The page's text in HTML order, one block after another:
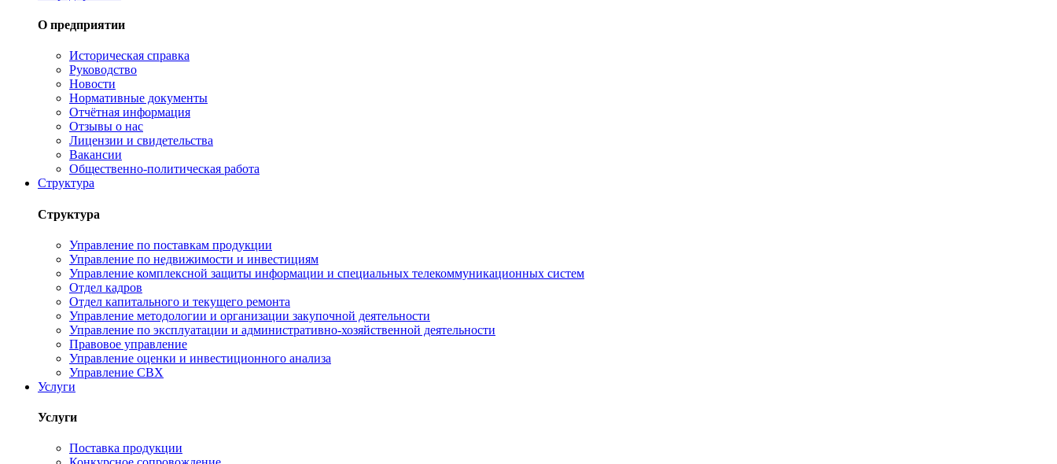
О предприятии
Историческая справка
Руководство
Новости
Нормативные документы
Отчётная информация
Отзывы о нас
Лицензии и свидетельства
Вакансии
Общественно-политическая работа
Структура
Структура
Управление по поставкам продукции
Управление по недвижимости и инвестициям
Управление комплексной защиты информации и специальных телекоммуникационных систем
Отдел кадров
Отдел капитального и текущего ремонта
Управление методологии и организации закупочной деятельности
Управление по эксплуатации и административно-хозяйственной деятельности
Правовое управление
Управление оценки и инвестиционного анализа
Управление СВХ
Услуги
Услуги
Поставка продукции